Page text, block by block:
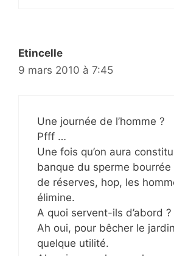
Etincelle
9 mars 2010 à 7:45
Une journée de l’homme ?
Pfff …
Une fois qu’on aura
banque du sperme bourrée
de réserves, hop, les
élimine.
A quoi servent-ils d’abord ?
Ah oui, pour bêcher le
quelque utilité.